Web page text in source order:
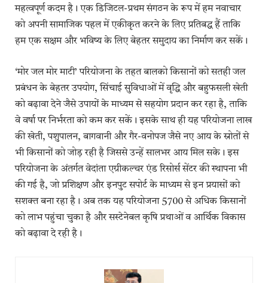
महत्वपूर्ण कदम है। एक डिजिटल-प्रथम संगठन के रूप में हम नवाचार
को अपनी सामाजिक पहल में एकीकृत करने के लिए प्रतिबद्ध हैं ताकि
हम एक सक्षम और भविष्य के लिए बेहतर समुदाय का निर्माण कर सकें।
‘मोर जल मोर माटी’ परियोजना के तहत बालको किसानों को सतही जल
प्रबंधन के बेहतर उपयोग, सिंचाई सुविधाओं में वृद्धि और बहुफसली खेती
को बढ़ावा देने जैसे उपायों के माध्यम से सहयोग प्रदान कर रहा है, ताकि
वे वर्षा पर निर्भरता को कम कर सकें। इसके साथ ही यह परियोजना लाख
की खेती, पशुपालन, बागवानी और गैर-वनोपज जैसे नए आय के स्रोतों से
भी किसानों को जोड़ रही है जिससे उन्हें सालभर आय मिल सके। इस
परियोजना के अंतर्गत वेदांता एग्रीकल्चर एंड रिसोर्स सेंटर की स्थापना भी
की गई है, जो प्रशिक्षण और इनपुट सपोर्ट के माध्यम से इन प्रयासों को
सशक्त बना रहा है। अब तक यह परियोजना 5700 से अधिक किसानों
को लाभ पहुंचा चुका है और सस्टेनेबल कृषि प्रथाओं व आर्थिक विकास
को बढ़ावा दे रही है।